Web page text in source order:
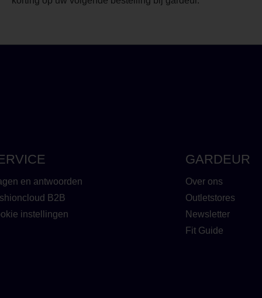
en antwoorden
B2B
instellingen
GARDEUR
Over ons
Outletstores
Newsletter
Fit Guide